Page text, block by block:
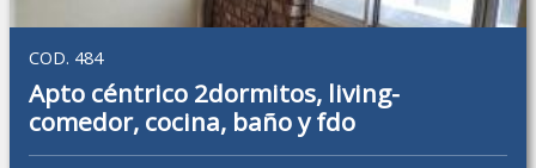
COD. 484
Apto céntrico 2dormitos, living-
comedor, cocina, baño y fdo